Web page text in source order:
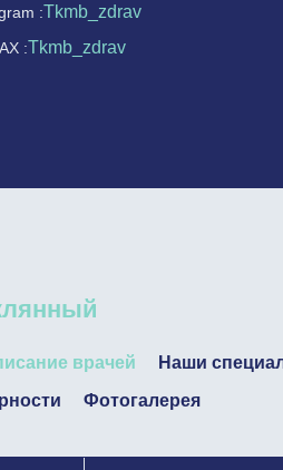
:Tkmb_zdrav
:Tkmb_zdrav
врачей
Наши
Фотогалерея